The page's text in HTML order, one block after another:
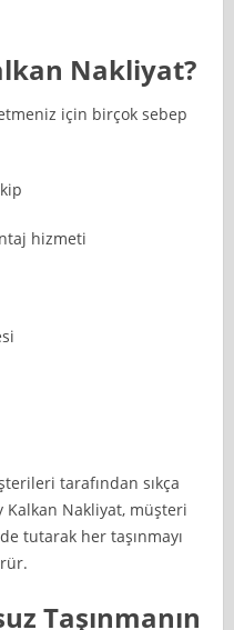
Nakliyat?
için birçok sebep
hizmeti
tarafından sıkça
Kalkan Nakliyat, müşteri
tutarak her taşınmayı
Taşınmanın